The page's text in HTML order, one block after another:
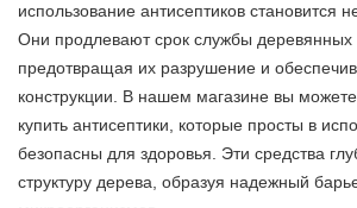
использование антисептиков становится
Они продлевают срок службы деревянных
предотвращая их разрушение и
конструкции. В нашем магазине вы можете
купить антисептики, которые просты в
безопасны для здоровья. Эти средства
структуру дерева, образуя надежный